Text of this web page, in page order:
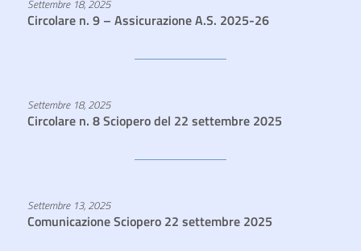
Settembre 18, 2025
Circolare n. 9 – Assicurazione A.S. 2025-26
Settembre 18, 2025
Circolare n. 8 Sciopero del 22 settembre 2025
Settembre 13, 2025
Comunicazione Sciopero 22 settembre 2025